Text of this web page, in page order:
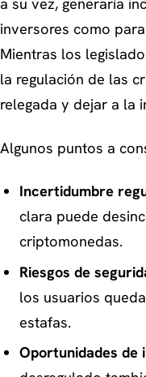
inversores como
Mientras los
la regulación de las
relegada y dejar a la
Algunos puntos a
Incertidumbre
clara puede
criptomonedas.
Riesgos de
los usuarios
estafas.
Oportunidades de